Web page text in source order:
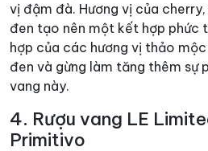
vị đậm đà. Hương vị của
đen tạo nên một kết hợp phức
hợp của các hương vị thảo
đen và gừng làm tăng thêm sự
vang này.
4. Rượu vang LE
Primitivo